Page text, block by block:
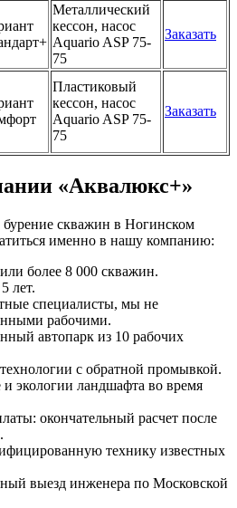
Металлический
кессон, насос
Aquario ASP 75-
75
Заказать
Пластиковый
кессон, насос
Aquario ASP 75-
75
Заказать
«Аквалюкс+»
скважин в Ногинском
именно в нашу компанию:
более 8 000 скважин.
лет.
специалисты, мы не
рабочими.
автопарк из 10 рабочих
с обратной промывкой.
и экологии ландшафта во время
окончательный расчет после
технику известных
выезд инженера по Московской